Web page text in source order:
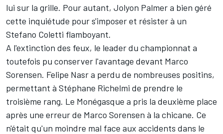
lui sur la grille. Pour autant, Jolyon Palmer a bien géré
cette inquiétude pour s'imposer et résister à un
Stefano Coletti flamboyant.
A l'extinction des feux, le leader du championnat a
toutefois pu conserver l'avantage devant Marco
Sorensen. Felipe Nasr a perdu de nombreuses positins,
permettant à Stéphane Richelmi de prendre le
troisième rang. Le Monégasque a pris la deuxième place
après une erreur de Marco Sorensen à la chicane. Ce
n'était qu'un moindre mal face aux accidents dans le